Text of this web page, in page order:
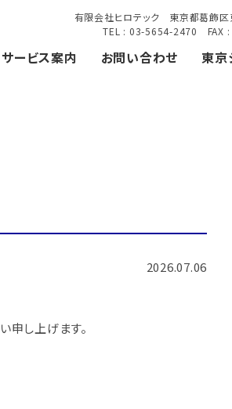
有限会社ヒロテック 東京都葛飾
TEL : 03-5654-2470 FAX :
サービス案内 お問い合わせ 東京
2026.07.06
申し上げます。